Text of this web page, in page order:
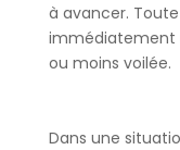
à avancer.
immédiatement
ou moins voilée.
Dans une